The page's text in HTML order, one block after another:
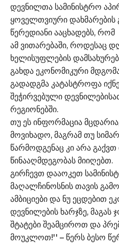
დევნილთა სამინისტრო
ყოველთვიური დახმარების
წერედიანი ააცხადებს, რომ
ამ ვითარებაში, როდესაც
ხელისუფლების
გახდა ეკონომიკური
გადადგმა კატასტროფა
შეჭირვებული
რეგიონებში.
თუ ეს ინფორმაცია
მოვიხადო, მაგრამ თუ
წარმოდგენაც კი არა
წინააღმდეგობას მიიღებთ.
გირჩევთ დააოკეთ
მაღალჩინოსნის თავის
ამბიციები და ნუ ეცდებით
დევნილების ხარჯზე,
შტატები შეამციროთ და
მოუკლოთ!'' – წერს ბესო